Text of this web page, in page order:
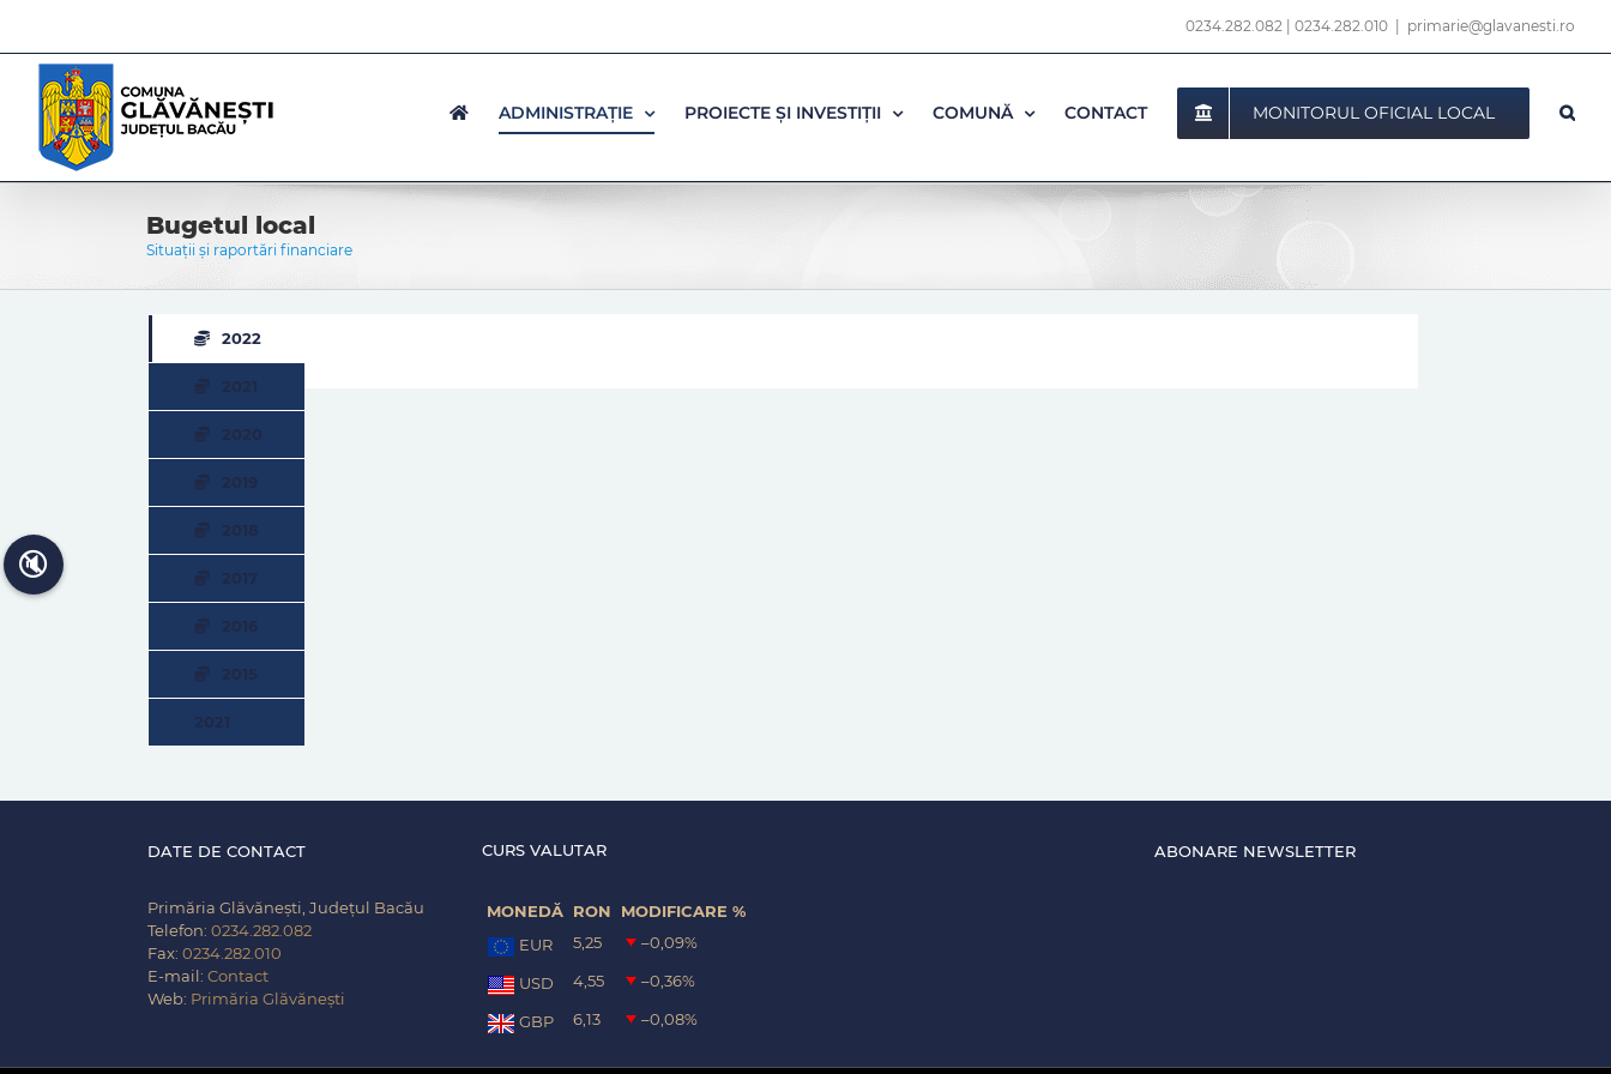
content
0234.282.082 0234.282.010 primarie@glavanesti.ro
ADMINISTRAȚIE PROIECTE ȘI INVESTIȚII COMUNĂ CONTACT MONITORUL OFICIAL LOCAL
Bugetul local
Situații și raportări financiare
2022
2021
2020
2019
2018
2017
2016
2015
2021
DATE DE CONTACT
Primăria Glăvănești, Județul Bacău
Telefon: 0234.282.082
Fax: 0234.282.010
E-mail: Contact
Web: Primăria Glăvănești
CURS VALUTAR
MONEDĂ RON
MODIFICARE %
EUR
5,25 –0,09%
USD 4,55 –0,36%
GBP 6,13 –0,08%
ABONARE NEWSLETTER
🔇